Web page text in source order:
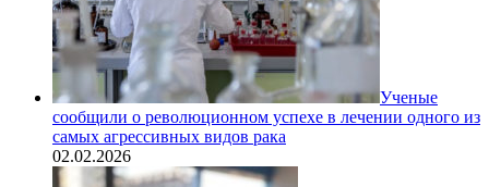
Ученые
сообщили о революционном успехе в лечении одного из
самых агрессивных видов рака
02.02.2026